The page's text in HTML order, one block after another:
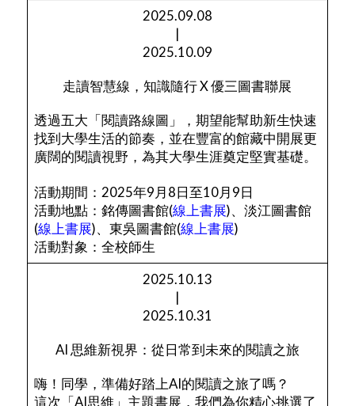
2025.09.08
|
2025.10.09
走讀智慧線，知識隨行 X 優三圖書聯展
透過五大「閱讀路線圖」，期望能幫助新生快速
找到大學生活的節奏，並在豐富的館藏中開展更
廣闊的閱讀視野，為其大學生涯奠定堅實基礎。
活動期間：2025年9月8日至10月9日
活動地點：銘傳圖書館(線上書展)、淡江圖書館
(線上書展)、東吳圖書館(線上書展)
活動對象：全校師生
2025.10.13
|
2025.10.31
AI 思維新視界：從日常到未來的閱讀之旅
嗨！同學，準備好踏上AI的閱讀之旅了嗎？
這次「AI思維」主題書展，我們為你精心挑選了